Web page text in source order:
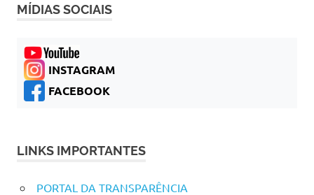
MÍDIAS SOCIAIS
INSTAGRAM
FACEBOOK
LINKS IMPORTANTES
PORTAL DA TRANSPARÊNCIA